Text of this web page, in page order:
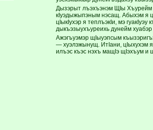
Дызэрыт лъэхъэнэм ЩIы Хъурейм
кIуэдыжыпэным нэсащ. Абыхэм я
цIыкIухэр я теплъэкIи, мэ
дыкъэзыухъуреихь дунейм
Ажэгъуэмэр щIыуэпсым
— хуэлэжынущ. ИтIани, цIыхухэм
илъэс къэс нэхъ мащIэ щIэхъум и